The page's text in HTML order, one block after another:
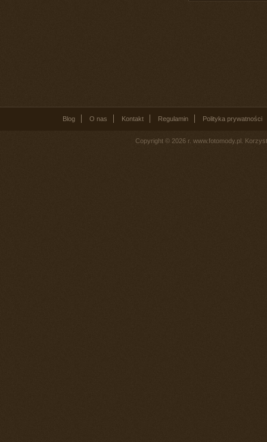
Blog O nas Kontakt Regulamin Polityka prywatności
Copyright © 2026 r. www.fotomody.pl.